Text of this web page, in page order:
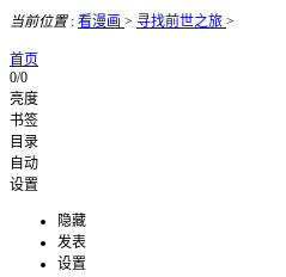
当前位置: 看漫画 > 寻找前世之旅 >
首页
0/0
亮度
书签
目录
自动
设置
隐藏
发表
设置